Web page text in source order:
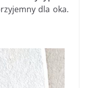
dla oka.